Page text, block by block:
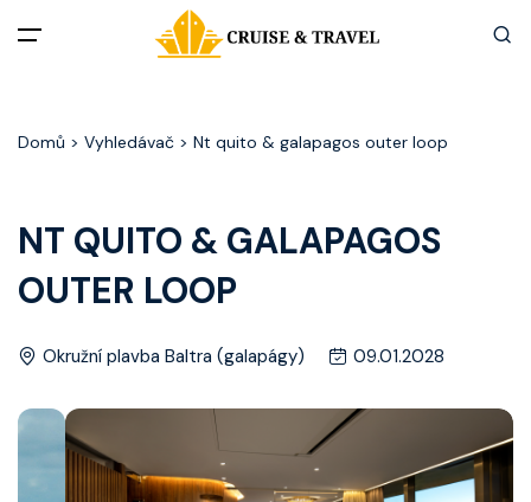
Akční nabídky
Destinace
Zážitky z plaveb
Užitečné informace
Často kladené otázky
Články
Domů > Vyhledávač > Nt quito & galapagos outer loop
NT QUITO & GALAPAGOS
OUTER LOOP
Okružní plavba Baltra (galapágy) 09.01.2028